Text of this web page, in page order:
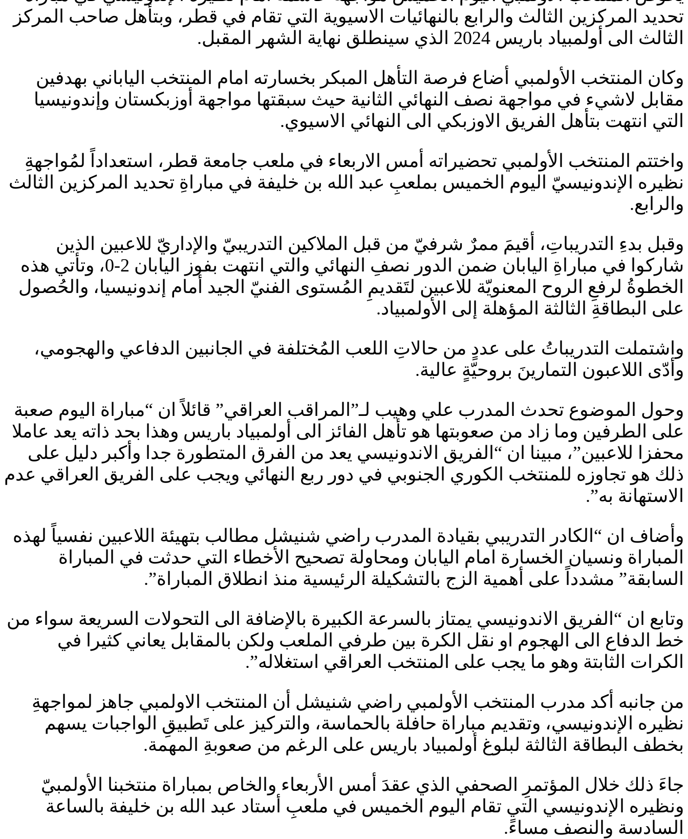
تحديد المركزين الثالث والرابع بالنهائيات الاسيوية التي تقام في قطر، وبتأهل صاحب المركز
الثالث الى أولمبياد باريس 2024 الذي سينطلق نهاية الشهر المقبل.
وكان المنتخب الأولمبي أضاع فرصة التأهل المبكر بخسارته امام المنتخب الياباني بهدفين
مقابل لاشيء في مواجهة نصف النهائي الثانية حيث سبقتها مواجهة أوزبكستان وإندونيسيا
التي انتهت بتأهل الفريق الاوزبكي الى النهائي الاسيوي.
واختتم المنتخب الأولمبي تحضيراته أمس الاربعاء في ملعب جامعة قطر، استعداداً لمُواجهةِ
نظيره الإندونيسيّ اليوم الخميس بملعبِ عبد الله بن خليفة في مباراةِ تحديد المركزين الثالث
والرابع.
وقبل بدءِ التدريباتِ، أقيمَ ممرٌ شرفيّ من قبل الملاكين التدريبيّ والإداريّ للاعبين الذين
شاركوا في مباراةِ اليابان ضمن الدور نصفِ النهائي والتي انتهت بفوز اليابان 2-0، وتأتي هذه
الخطوةُ لرفعِ الروح المعنويّة للاعبين لتَقديمِ المُستوى الفنيّ الجيد أمام إندونيسيا، والحُصول
على البطاقةِ الثالثة المؤهلة إلى الأولمبياد.
واشتملت التدريباتُ على عددٍ من حالاتِ اللعب المُختلفة في الجانبين الدفاعي والهجومي،
وأدّى اللاعبون التمارينَ بروحيّةٍ عالية.
وحول الموضوع تحدث المدرب علي وهيب لـ”المراقب العراقي” قائلاً ان “مباراة اليوم صعبة
على الطرفين وما زاد من صعوبتها هو تأهل الفائز الى أولمبياد باريس وهذا بحد ذاته يعد عاملا
محفزا للاعبين”، مبينا ان “الفريق الاندونيسي يعد من الفرق المتطورة جدا وأكبر دليل على
ذلك هو تجاوزه للمنتخب الكوري الجنوبي في دور ربع النهائي ويجب على الفريق العراقي عدم
الاستهانة به”.
وأضاف ان “الكادر التدريبي بقيادة المدرب راضي شنيشل مطالب بتهيئة اللاعبين نفسياً لهذه
المباراة ونسيان الخسارة امام اليابان ومحاولة تصحيح الأخطاء التي حدثت في المباراة
السابقة” مشدداً على أهمية الزج بالتشكيلة الرئيسية منذ انطلاق المباراة”.
وتابع ان “الفريق الاندونيسي يمتاز بالسرعة الكبيرة بالإضافة الى التحولات السريعة سواء من
خط الدفاع الى الهجوم او نقل الكرة بين طرفي الملعب ولكن بالمقابل يعاني كثيرا في
الكرات الثابتة وهو ما يجب على المنتخب العراقي استغلاله”.
من جانبه أكد مدرب المنتخب الأولمبي راضي شنيشل أن المنتخب الاولمبي جاهز لمواجهةِ
نظيره الإندونيسي، وتقديم مباراة حافلة بالحماسة، والتركيز على تَطبيقِ الواجبات يسهم
بخطف البطاقة الثالثة لبلوغ أولمبياد باريس على الرغم من صعوبةِ المهمة.
جاءَ ذلك خلال المؤتمرِ الصحفي الذي عقدَ أمس الأربعاء والخاص بمباراة منتخبنا الأولمبيّ
ونظيره الإندونيسي التي تقام اليوم الخميس في ملعبِ أستاد عبد الله بن خليفة بالساعة
السادسة والنصف مساءً.